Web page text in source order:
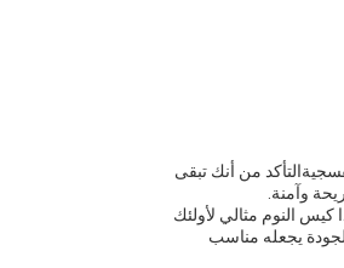
من أنك تبقى
وآمنة.
كيس النوم مثالي لأولئك
يجعله مناسب